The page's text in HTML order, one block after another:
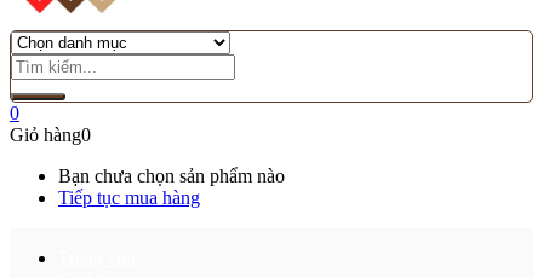
0
Giỏ hàng0
Bạn chưa chọn sản phẩm nào
Tiếp tục mua hàng